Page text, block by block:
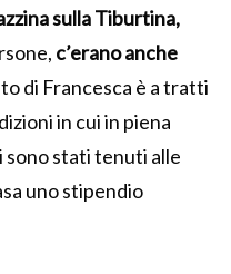
sulla Tiburtina,
c’erano anche
di Francesca è a tratti
in cui in piena
stati tenuti alle
uno stipendio